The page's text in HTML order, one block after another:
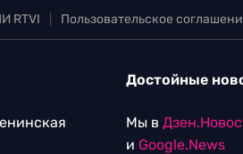
RTVI Пользовательское
Достойные
Мы в
и Google.News